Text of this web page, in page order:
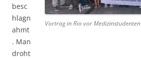
Vortrag in Rio vor Medizinstudenten
besc
hlagn
ahmt
. Man
droht